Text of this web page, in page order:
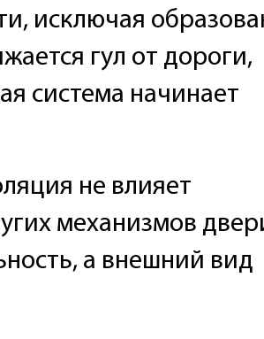
исключая
гул от дороги,
система начинает
не влияет
механизмов
а внешний вид